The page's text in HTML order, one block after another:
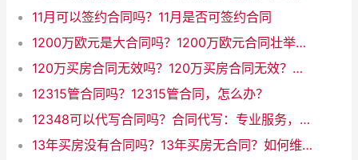
11月可以签约合同吗？11月是否可签约合同
1200万欧元是大合同吗？1200万欧元合同壮举：如何定义大合同？
120万买房合同无效吗？120万买房合同无效？真相揭晓！
12315管合同吗？12315管合同，怎么办？
12348可以代写合同吗？合同代写：专业服务，快速、可靠
13年买房没有合同吗？13年买房无合同？如何维护自身权益